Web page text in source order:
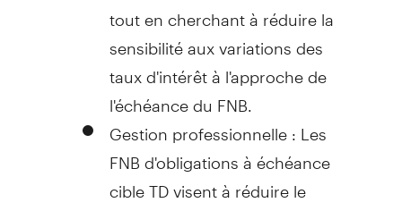
tout en cherchant à réduire la
sensibilité aux variations des
taux d'intérêt à l'approche de
l'échéance du FNB.
Gestion professionnelle : Les
FNB d'obligations à échéance
cible TD visent à réduire le